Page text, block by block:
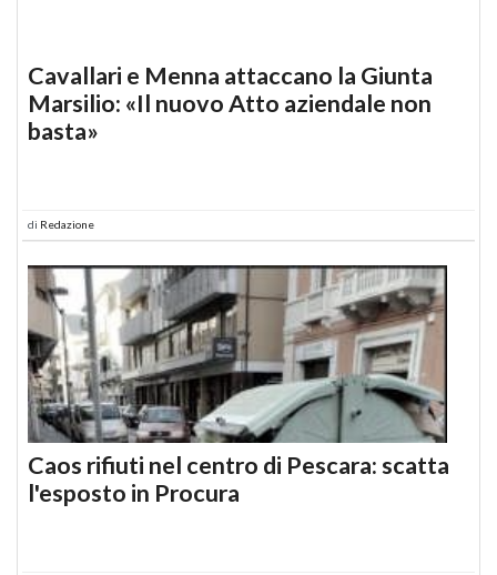
Cavallari e Menna attaccano la Giunta
Marsilio: «Il nuovo Atto aziendale non
basta»
di Redazione
Caos rifiuti nel centro di Pescara: scatta
l'esposto in Procura